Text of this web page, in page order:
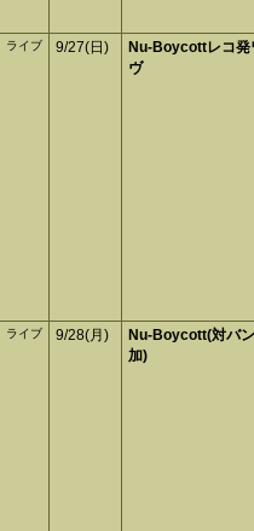
ライブ 9/27(日)
Nu-Boycottレコ発
ヴ
ライブ 9/28(月)
Nu-Boycott(対バ
加)